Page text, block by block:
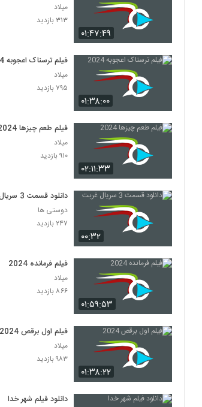
۰۱:۴۷:۴۹
میلاد
۳۱۳ بازدید
۰۱:۳۸:۰۰
فیلم ترسناک اعجوبه 2024
میلاد
۷۹۵ بازدید
۰۲:۱۱:۳۳
فیلم طعم چیزها 2024
میلاد
۹۱۰ بازدید
۰۰:۳۲
دانلود قسمت 3 سریال غربت
دوستی ها
۲۴۷ بازدید
۰۱:۵۹:۵۳
فیلم فرمانده 2024
میلاد
۸۶۶ بازدید
۰۱:۳۸:۲۲
فیلم اول برقص 2024
میلاد
۹۸۳ بازدید
دانلود فیلم شهر خدا